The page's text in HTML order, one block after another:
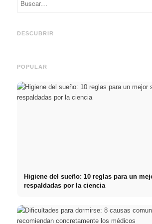
DESCUBRIR
Práctica profesional en
y el camino directo hacia la
Financiar los
POPULAR
Higiene del sueño: 10 reglas para un
respaldadas por la ciencia